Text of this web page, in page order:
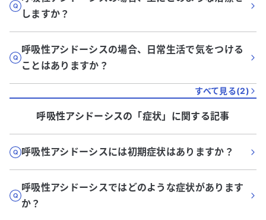
しますか？
呼吸性アシドーシスの場合、日常生活で気をつける
ことはありますか？
すべて見る(2)
呼吸性アシドーシスの「症状」に関する記事
呼吸性アシドーシスには初期症状はありますか？
呼吸性アシドーシスではどのような症状があります
か？